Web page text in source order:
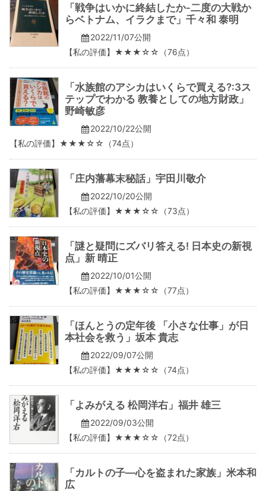
「戦争はいかに終結したか-二度の大戦か
らベトナム、イラクまで」千々和 泰明
2022/11/07公開
【私の評価】★★★☆☆（76点）
「水族館のアシカはいくらで買える?:3ス
テップでわかる 教養としての地方財政」
野崎敏彦
2022/10/22公開
【私の評価】★★★☆☆（74点）
「庄内藩幕末秘話」宇田川敬介
2022/10/20公開
【私の評価】★★★☆☆（73点）
「謎と疑問にズバリ答える! 日本史の新視
点」新 晴正
2022/10/01公開
【私の評価】★★★☆☆（77点）
「ほんとうの定年後 「小さな仕事」が日
本社会を救う」坂本 貴志
2022/09/07公開
【私の評価】★★★☆☆（74点）
「よみがえる 松岡洋右」福井 雄三
2022/09/03公開
【私の評価】★★★☆☆（72点）
「カルトの子―心を盗まれた家族」米本和
広